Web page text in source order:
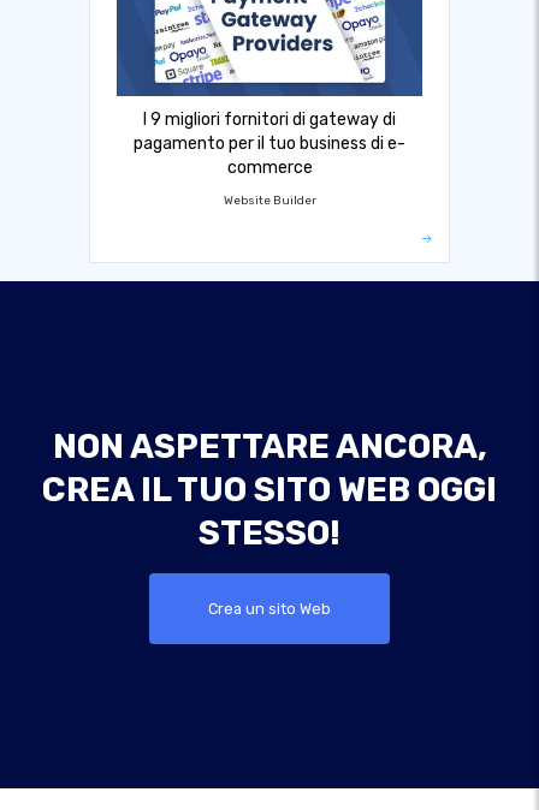
I 9 migliori fornitori di gateway di
pagamento per il tuo business di e-
commerce
Website Builder
NON ASPETTARE ANCORA,
CREA IL TUO SITO WEB OGGI
STESSO!
Crea un sito Web